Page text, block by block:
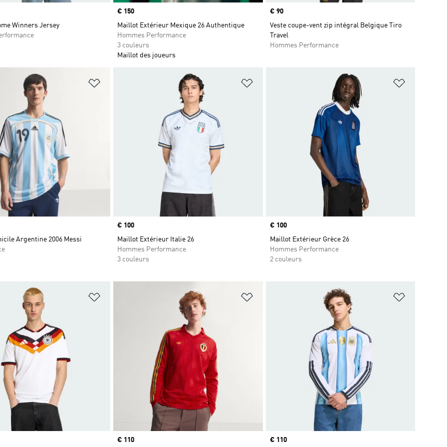
Winners Jersey
Prix
€ 150
Maillot Extérieur Mexique 26 Authentique
Hommes Performance
3 couleurs
Maillot des joueurs
Prix
€ 90
Veste coupe-vent zip intégral Belgique Tiro
Travel
Hommes Performance
de produits favoris Ajouter à la Liste de produits favoris
Argentine 2006 Messi
Ajouter à la Liste de produits favoris
Prix
€ 100
Maillot Extérieur Italie 26
Hommes Performance
3 couleurs
Prix
€ 100
Maillot Extérieur Grèce 26
Hommes Performance
2 couleurs
de produits favoris Ajouter à la Liste de produits favoris Ajouter à la Liste de produits favoris
Prix
€ 110 Prix
€ 110